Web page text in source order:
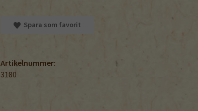
Spara som favorit
Artikelnummer:
3180